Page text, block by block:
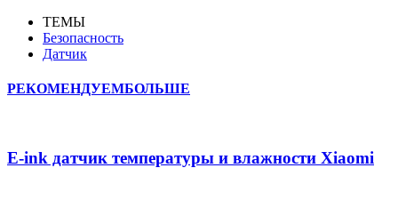
ТЕМЫ
Безопасность
Датчик
РЕКОМЕНДУЕМБОЛЬШЕ
E-ink датчик температуры и влажности Xiaomi